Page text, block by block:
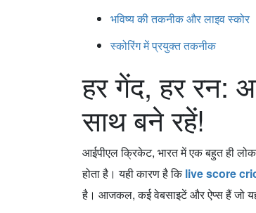
भविष्य की तकनीक और लाइव स्कोर
स्कोरिंग में प्रयुक्त तकनीक
हर गेंद, हर रन:
साथ बने रहें!
आईपीएल क्रिकेट, भारत में एक बहुत ही
होता है। यही कारण है किlive score
है। आजकल, कई वेबसाइटें और ऐप्स हैं जो